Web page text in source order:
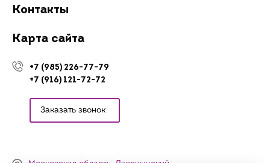
Контакты
Карта сайта
+7 (985) 226-77-79
+7 (916) 121-72-72
Заказать звонок